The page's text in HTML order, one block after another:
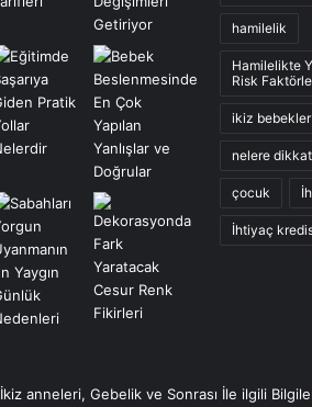
hamilelik
Hamilelikte
Risk
ikiz bebekler
nelere
çocuk
İhtiyaç
İkiz anneleri, Gebelik ve Sonrası İle ilgili